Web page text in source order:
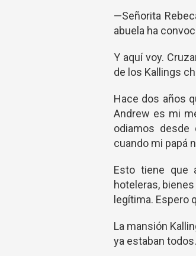
—Señorita
abuela ha
Y aquí voy.
de los Kallings
Hace dos años
Andrew es mi
odiamos desde
cuando mi papá
Esto tiene que
hoteleras,
legítima. Espero
La mansión
ya estaban todos.